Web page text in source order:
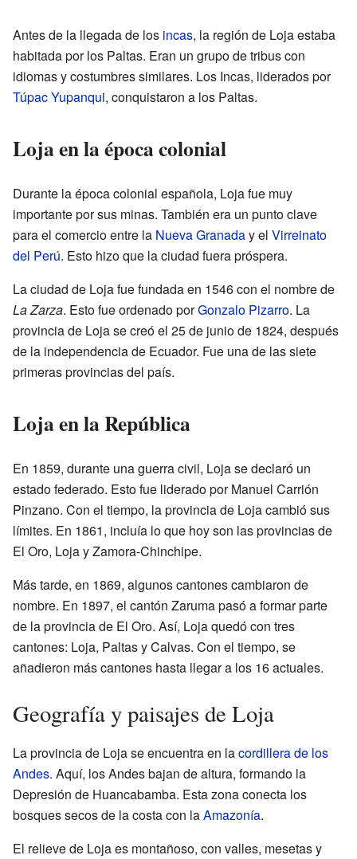
Antes de la llegada de los incas, la región de Loja estaba
habitada por los Paltas. Eran un grupo de tribus con
idiomas y costumbres similares. Los Incas, liderados por
Túpac Yupanqui, conquistaron a los Paltas.
Loja en la época colonial
Durante la época colonial española, Loja fue muy
importante por sus minas. También era un punto clave
para el comercio entre la Nueva Granaday el Virreinato
del Perú. Esto hizo que la ciudad fuera próspera.
La ciudad de Loja fue fundada en 1546 con el nombre de
La Zarza. Esto fue ordenado porGonzalo Pizarro. La
provincia de Loja se creó el 25 de junio de 1824, después
de la independencia de Ecuador. Fue una de las siete
primeras provincias del país.
Loja en la República
En 1859, durante una guerra civil, Loja se declaró un
estado federado. Esto fue liderado por Manuel Carrión
Pinzano. Con el tiempo, la provincia de Loja cambió sus
límites. En 1861, incluía lo que hoy son las provincias de
El Oro, Loja y Zamora-Chinchipe.
Más tarde, en 1869, algunos cantones cambiaron de
nombre. En 1897, el cantón Zaruma pasó a formar parte
de la provincia de El Oro. Así, Loja quedó con tres
cantones: Loja, Paltas y Calvas. Con el tiempo, se
añadieron más cantones hasta llegar a los 16 actuales.
Geografía y paisajes de Loja
La provincia de Loja se encuentra en lacordillera de los
Andes. Aquí, los Andes bajan de altura, formando la
Depresión de Huancabamba. Esta zona conecta los
bosques secos de la costa con laAmazonía.
El relieve de Loja es montañoso, con valles, mesetas y